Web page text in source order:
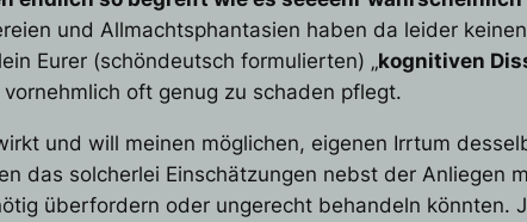
und Allmachtsphantasien haben da leider
Eurer (schöndeutsch formulierten) „kognitiven
oft genug zu schaden pflegt.
und will meinen möglichen, eigenen Irrtum
das solcherlei Einschätzungen nebst der Anliegen
überfordern oder ungerecht behandeln könnten.